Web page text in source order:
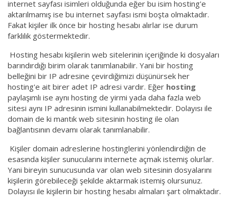
internet sayfası isimleri olduğunda eğer bu isim hosting'e
aktarılmamış ise bu internet sayfası ismi boşta olmaktadır.
Fakat kişiler ilk önce bir hosting hesabı alırlar ise durum
farklılık göstermektedir.
Hosting hesabı kişilerin web sitelerinin içeriğinde ki dosyaları
barındırdığı birim olarak tanımlanabilir. Yani bir hosting
belleğini bir IP adresine çevirdiğimizi düşünürsek her
hosting'e ait birer adet IP adresi vardır. Eğer hosting
paylaşımlı ise aynı hosting de yirmi yada daha fazla web
sitesi aynı IP adresinin ismini kullanabilmektedir. Dolayısı ile
domain de ki mantık web sitesinin hosting ile olan
bağlantısının devamı olarak tanımlanabilir.
Kişiler domain adreslerine hostinglerini yönlendirdiğin de
esasında kişiler sunucularını internete açmak istemiş olurlar.
Yani bireyin sunucusunda var olan web sitesinin dosyalarını
kişilerin görebileceği şekilde aktarmak istemiş olursunuz.
Dolayısı ile kişilerin bir hosting hesabı almaları şart olmaktadır.